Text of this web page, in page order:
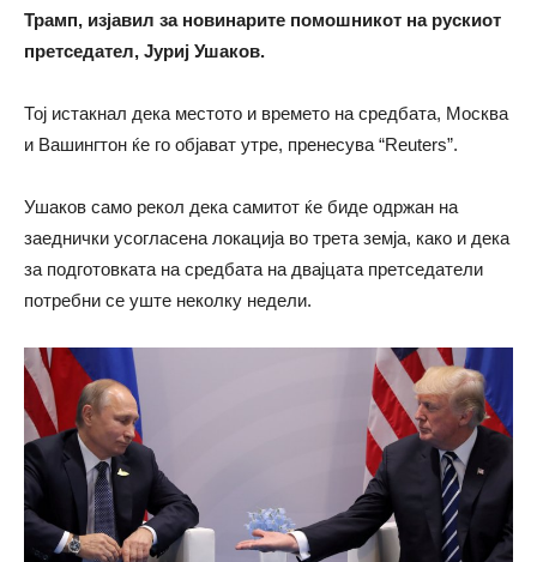
Трамп, изјавил за новинарите помошникот на рускиот
претседател, Јуриј Ушаков.
Тој истакнал дека местото и времето на средбата, Москва
и Вашингтон ќе го објават утре, пренесува “Reuters”.
Ушаков само рекол дека самитот ќе биде одржан на
заеднички усогласена локација во трета земја, како и дека
за подготовката на средбата на двајцата претседатели
потребни се уште неколку недели.